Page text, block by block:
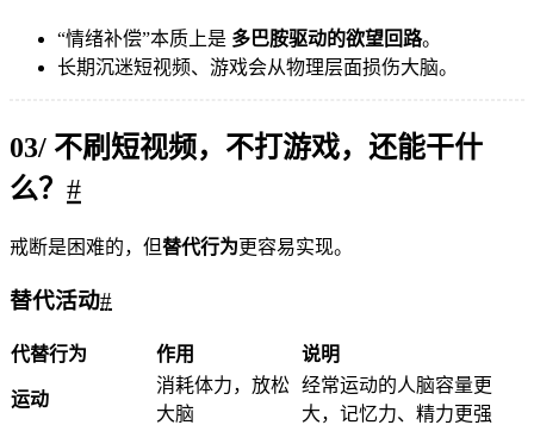
“情绪补偿”本质上是 多巴胺驱动的欲望回路。
长期沉迷短视频、游戏会从物理层面损伤大脑。
03/ 不刷短视频，不打游戏，还能干什
么？ #
戒断是困难的，但替代行为更容易实现。
替代活动#
代替行为 作用 说明
运动
消耗体力，放松
大脑
经常运动的人脑容量更
大，记忆力、精力更强